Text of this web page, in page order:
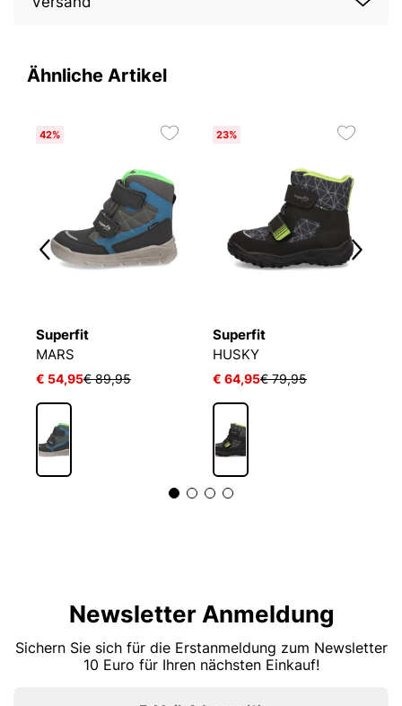
Ähnliche Artikel
42%
Superfit
MARS
€ 54,95€ 89,95
23%
Superfit
HUSKY
€ 64,95€ 79,95
Newsletter Anmeldung
Sichern Sie sich für die Erstanmeldung zum Newsletter
10 Euro für Ihren nächsten Einkauf!